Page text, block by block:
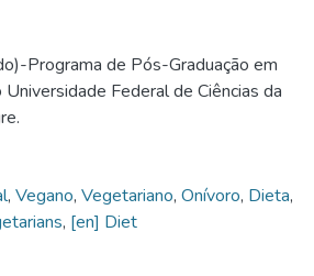
Programa de Pós-Graduação em
Universidade Federal de Ciências da
, Vegano, Vegetariano, Onívoro, Dieta,
, [en] Diet